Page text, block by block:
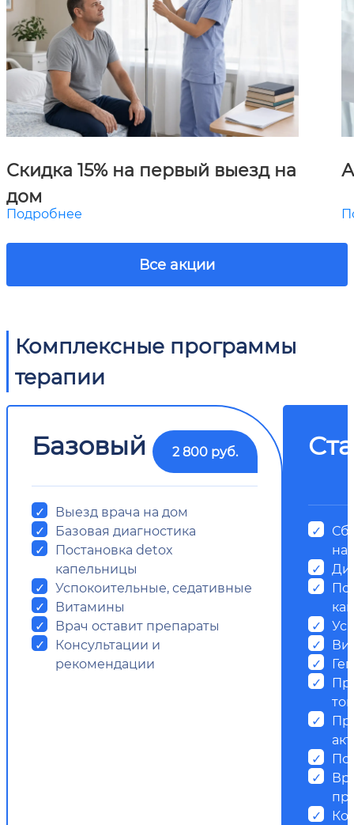
Скидка 15% на первый выезд на
дом
Подробнее
Все акции
Комплексные программы
терапии
Базовый 2 800 руб.
Выезд врача на дом
Базовая диагностика
Постановка detox
капельницы
Успокоительные, седативные
Витамины
Врач оставит препараты
Консультации и
рекомендации
на